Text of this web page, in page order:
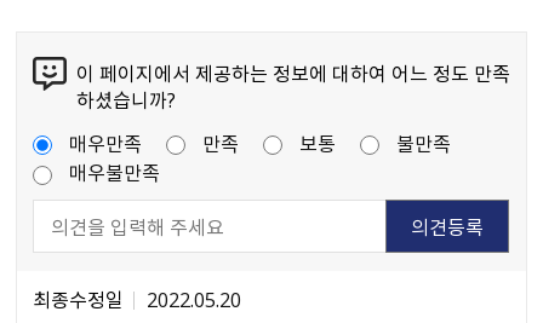
이 페이지에서 제공하는 정보에 대하여 어느 정도 만족
하셨습니까?
매우만족
만족 보통
불만족
매우불만족
최종수정일 2022.05.20